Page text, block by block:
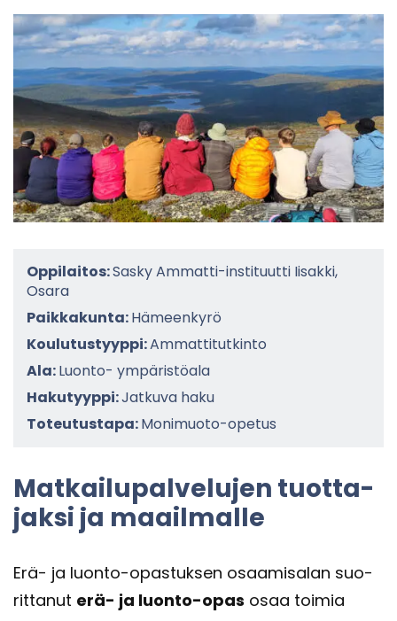
Oppilaitos:Sasky Ammatti-instituutti Iisakki,
Osara
Paikkakunta:Hämeenkyrö
Koulutustyyppi:Ammattitutkinto
Ala:Luonto- ympäristöala
Hakutyyppi:Jatkuva haku
Toteutustapa:Monimuoto-opetus
Mat­kai­lu­pal­ve­lu­jen tuot­ta­
jak­si ja maa­il­mal­le
Erä- ja luonto-​​opastuksen osaa­mi­sa­lan suo­
rit­ta­nut erä- ja luonto-​​opas osaa toi­mia